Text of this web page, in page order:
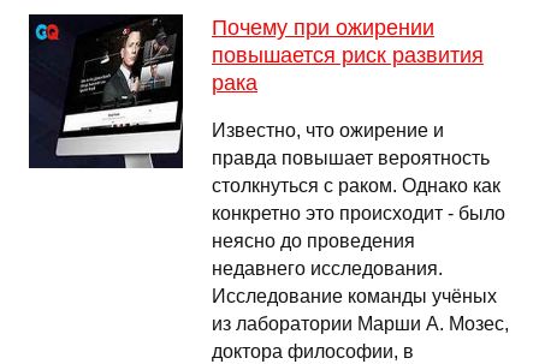
Почему при ожирении
повышается риск развития
рака
Известно, что ожирение и
правда повышает вероятность
столкнуться с раком. Однако как
конкретно это происходит - было
неясно до проведения
недавнего исследования.
Исследование команды учёных
из лаборатории Марши А. Мозес,
доктора философии, в